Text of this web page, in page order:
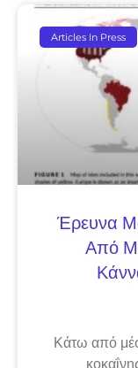
Articles In Press
Έρευνα
Από
Κάτω από